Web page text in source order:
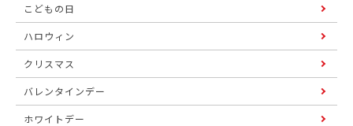
こどもの日
ハロウィン
クリスマス
バレンタインデー
ホワイトデー